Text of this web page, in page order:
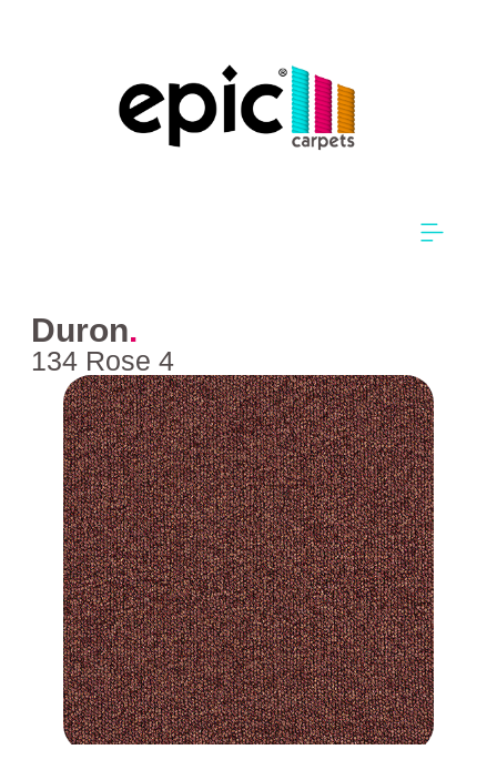
Duron.
134 Rose 4